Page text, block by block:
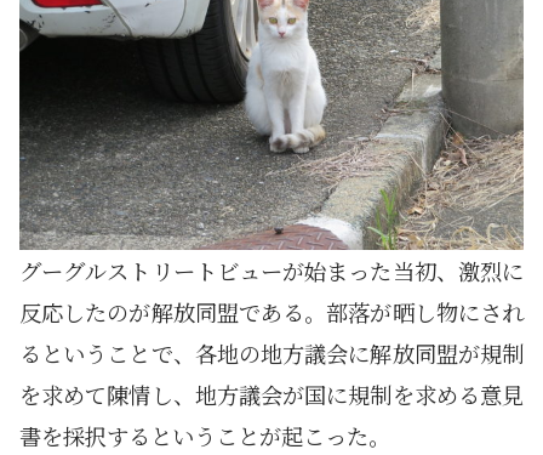
グーグルストリートビューが始まった当初、激烈に
反応したのが解放同盟である。部落が晒し物にされ
るということで、各地の地方議会に解放同盟が規制
を求めて陳情し、地方議会が国に規制を求める意見
書を採択するということが起こった。